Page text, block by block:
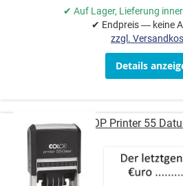
✔ Auf Lager, Lieferung
✔ Endpreis — keine
zzgl.
Details
COLOP Printer 55